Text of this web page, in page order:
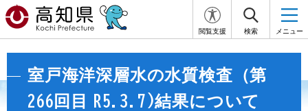
閲覧支援 検索 メニュー
室戸海洋深層水の水質検査（第
266回目 R5.3.7)結果について